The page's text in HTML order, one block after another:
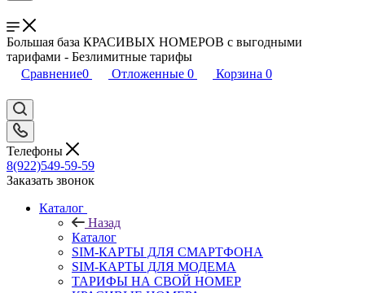
Большая база КРАСИВЫХ НОМЕРОВ с выгодными
тарифами - Безлимитные тарифы
Сравнение0 Отложенные 0 Корзина 0
Телефоны
8(922)549-59-59
Заказать звонок
Каталог
Назад
Каталог
SIM-КАРТЫ ДЛЯ СМАРТФОНА
SIM-КАРТЫ ДЛЯ МОДЕМА
ТАРИФЫ НА СВОЙ НОМЕР